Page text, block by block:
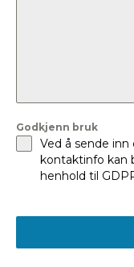
Godkjenn bruk
Ved å sende
kontaktinfo kan
henhold til